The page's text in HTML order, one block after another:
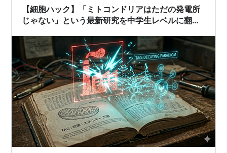
【細胞ハック】「ミトコンドリアはただの発電所
じゃない」という最新研究を中学生レベルに翻訳
という謎の指令書を叩きつけられた話